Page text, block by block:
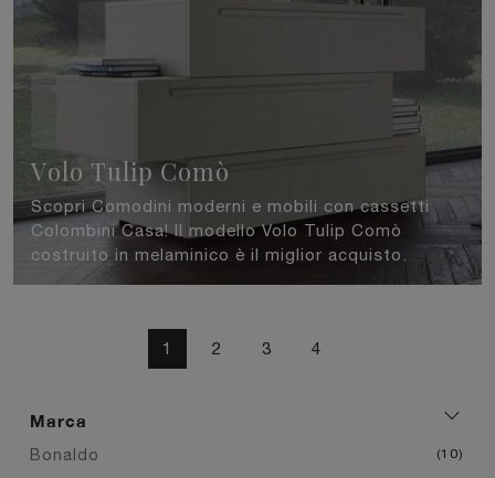
Marca
Bonaldo 10
Volo Tulip Comò
Scopri Comodini moderni e mobili con cassetti
Colombini Casa! Il modello Volo Tulip Comò
costruito in melaminico è il miglior acquisto.
1 2 3 4